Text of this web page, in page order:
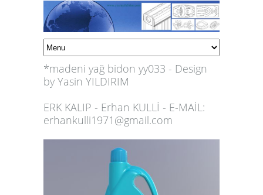
*madeni yağ bidon yy033 - Design
by Yasin YILDIRIM
ERK KALIP - Erhan KULLİ - E-MAİL:
erhankulli1971@gmail.com